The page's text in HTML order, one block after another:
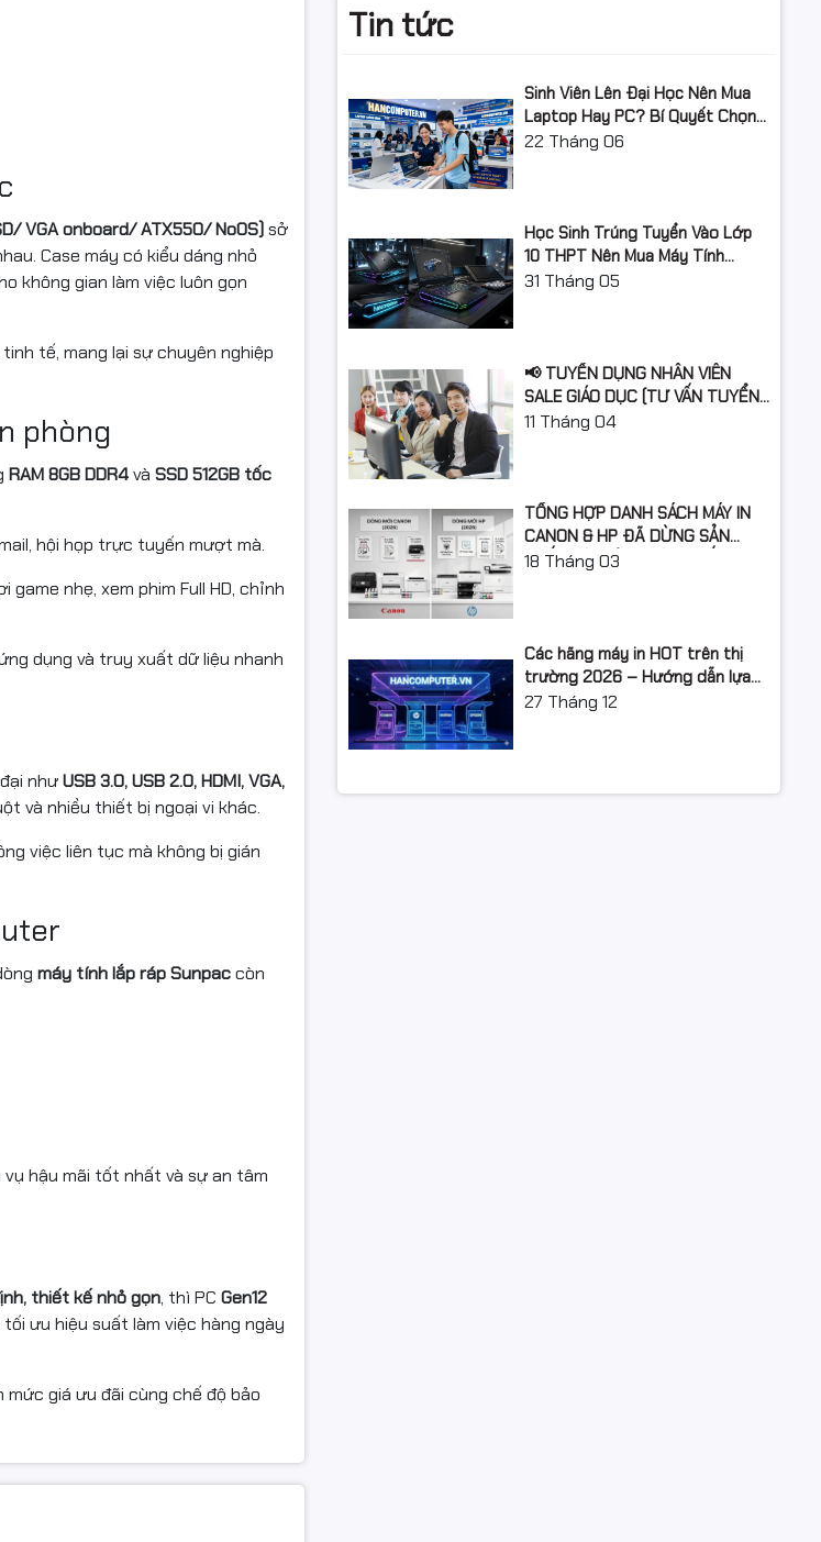
VGA onboard/ ATX550/ NoOS)sở
Case máy có kiểu dáng nhỏ
không gian làm việc luôn gọn
tế, mang lại sự chuyên nghiệp
phòng
RAM 8GB DDR4và SSD 512GB tốc
hội họp trực tuyến mượt mà.
nhẹ, xem phim Full HD, chỉnh
dụng và truy xuất dữ liệu nhanh
nhưUSB 3.0, USB 2.0, HDMI, VGA,
và nhiều thiết bị ngoại vi khác.
việc liên tục mà không bị gián
máy tính lắp ráp Sunpaccòn
hậu mãi tốt nhất và sự an tâm
thiết kế nhỏ gọn, thì PC Gen12
ưu hiệu suất làm việc hàng ngày
mức giá ưu đãi cùng chế độ bảo
Khe cắm mở
rộng
x SATA 6Gb/s ports
Intel® H610 Chipset
M.2 slot (Key M), type 2242/2260/2280
(supports PCIe 3.0 x 4 mode)
4 x SATA 6Gb/s ports
Ethernet 1 x Realtek 1Gb Ethernet
Hệ điều hành NoOS
Kiểu dáng Mini Tower
Tin tức
Sinh Viên Lên Đại Học Nên Mua
Laptop Hay PC? Bí Quyết Chọn
Máy Tính Đúng Nhu Cầu, Không
22 Tháng 06
Học Sinh Trúng Tuyển Vào Lớp
10 THPT Nên Mua Máy Tính
Laptop Gì Năm Học 2026 -
31 Tháng 05
📢 TUYỂN DỤNG NHÂN VIÊN
SALE GIÁO DỤC (TƯ VẤN TUYỂN
SINH)
11 Tháng 04
TỔNG HỢP DANH SÁCH MÁY IN
CANON & HP ĐÃ DỪNG SẢN
XUẤT: LỘ TRÌNH NÂNG CẤP 2026
18 Tháng 03
Các hãng máy in HOT trên thị
trường 2026 – Hướng dẫn lựa
chọn và so sánh chi tiết
27 Tháng 12